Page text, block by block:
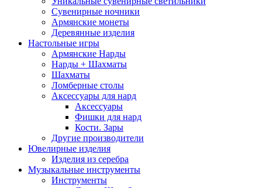
Сувенирные ночники
Армянские монеты
Деревянные изделия
Настольные игры
Армянские Нарды
Нарды + Шахматы
Шахматы
Ломберные столы
Аксессуары для нард
Аксессуары
Фишки для нард
Кости. Зары
Другие производители
Ювелирные изделия
Изделия из серебра
Музыкальные инструменты
Инструменты